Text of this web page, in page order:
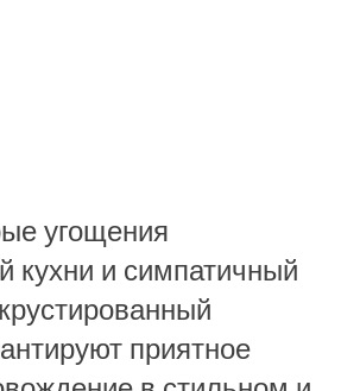
угощения
кухни и симпатичный
приятное